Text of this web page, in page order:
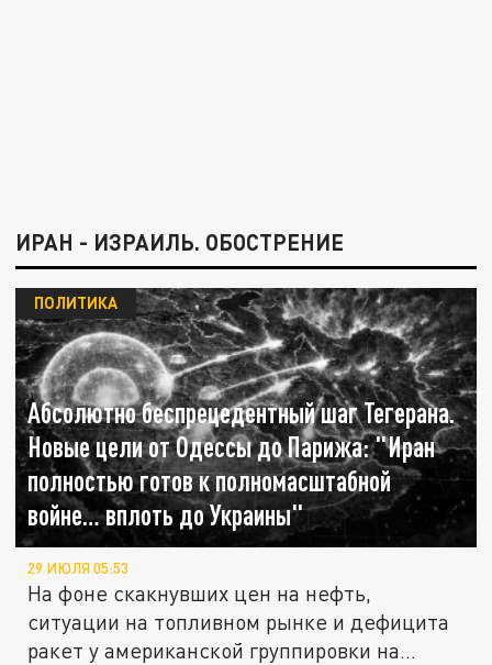
ИРАН - ИЗРАИЛЬ. ОБОСТРЕНИЕ
Абсолютно беспрецедентный шаг Тегерана.
Новые цели от Одессы до Парижа: "Иран
полностью готов к полномасштабной
войне… вплоть до Украины"
ПОЛИТИКА
29 ИЮЛЯ 05:53
На фоне скакнувших цен на нефть,
ситуации на топливном рынке и дефицита
ракет у американской группировки на...